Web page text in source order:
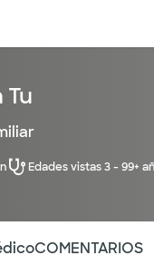
Tu
Edades vistas 3 - 99+
COMENTARIOS